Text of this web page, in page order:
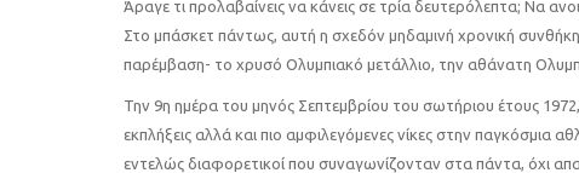
Άραγε τι προλαβαίνεις να κάνεις σε τρία δευτερόλεπτα; Να
Στο μπάσκετ πάντως, αυτή η σχεδόν μηδαμινή χρονική
παρέμβαση- το χρυσό Ολυμπιακό μετάλλιο, την αθάνατη
Την 9η ημέρα του μηνός Σεπτεμβρίου του σωτήριου έτους
εκπλήξεις αλλά και πιο αμφιλεγόμενες νίκες στην παγκόσμια
εντελώς διαφορετικοί που συναγωνίζονταν στα πάντα, όχι